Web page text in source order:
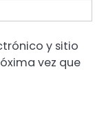
y sitio
vez que